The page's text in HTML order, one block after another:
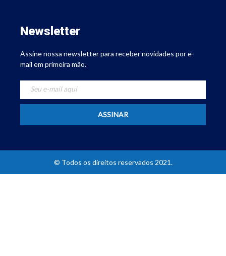
Newsletter
Assine nossa newsletter para receber novidades por e-
mail em primeira mão.
© Todos os direitos reservados 2021.